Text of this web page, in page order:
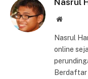
Website
Nasrul
online
Berdaftar